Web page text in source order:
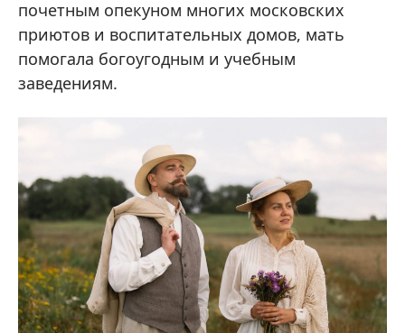
почетным опекуном многих московских
приютов и воспитательных домов, мать
помогала богоугодным и учебным
заведениям.